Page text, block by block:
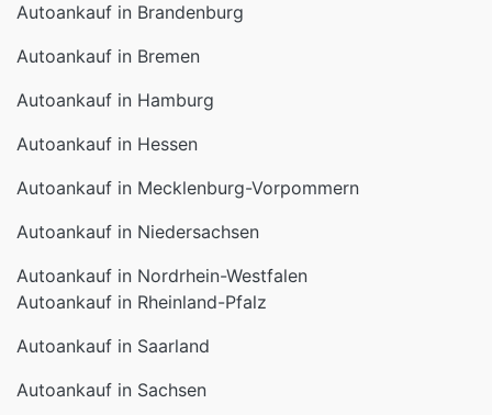
Autoankauf in Brandenburg
Autoankauf in Bremen
Autoankauf in Hamburg
Autoankauf in Hessen
Autoankauf in Mecklenburg-Vorpommern
Autoankauf in Niedersachsen
Autoankauf in Nordrhein-Westfalen
Autoankauf in Rheinland-Pfalz
Autoankauf in Saarland
Autoankauf in Sachsen